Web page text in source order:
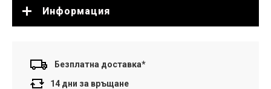
Информация
Безплатна доставка*
14 дни за връщане